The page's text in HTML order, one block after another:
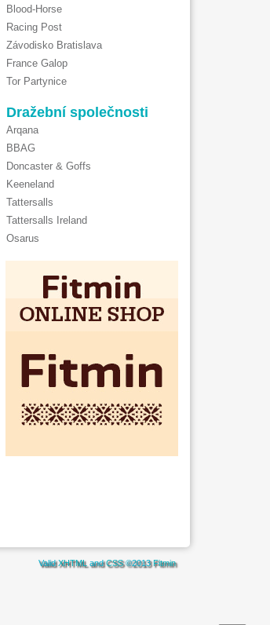
Blood-Horse
Racing Post
Závodisko Bratislava
France Galop
Tor Partynice
Dražební společnosti
Arqana
BBAG
Doncaster & Goffs
Keeneland
Tattersalls
Tattersalls Ireland
Osarus
ValidXHTML andCSS©2013Fitmin